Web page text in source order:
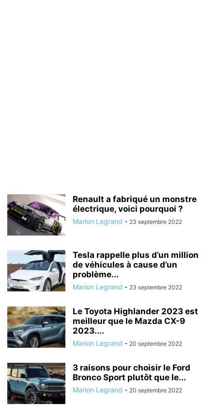
Renault a fabriqué un monstre
électrique, voici pourquoi ?
Marion Legrand - 23 septembre 2022
Tesla rappelle plus d’un million
de véhicules à cause d’un
problème...
Marion Legrand - 23 septembre 2022
Le Toyota Highlander 2023 est
meilleur que le Mazda CX-9
2023....
Marion Legrand - 20 septembre 2022
3 raisons pour choisir le Ford
Bronco Sport plutôt que le...
Marion Legrand - 20 septembre 2022